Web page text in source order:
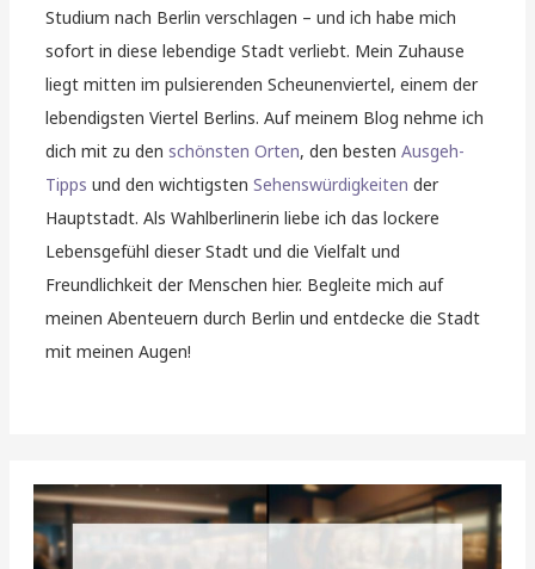
Studium nach Berlin verschlagen – und ich habe mich
sofort in diese lebendige Stadt verliebt. Mein Zuhause
liegt mitten im pulsierenden Scheunenviertel, einem der
lebendigsten Viertel Berlins. Auf meinem Blog nehme ich
dich mit zu denschönsten Orten, den bestenAusgeh-
Tipps und den wichtigstenSehenswürdigkeiten der
Hauptstadt. Als Wahlberlinerin liebe ich das lockere
Lebensgefühl dieser Stadt und die Vielfalt und
Freundlichkeit der Menschen hier. Begleite mich auf
meinen Abenteuern durch Berlin und entdecke die Stadt
mit meinen Augen!